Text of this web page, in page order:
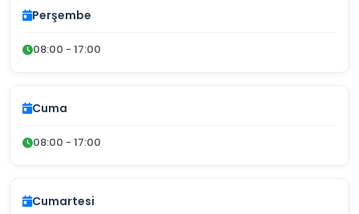
Perşembe
08:00 - 17:00
Cuma
08:00 - 17:00
Cumartesi